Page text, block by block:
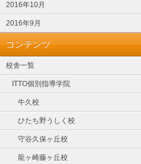
2016年10月
2016年9月
コンテンツ
校舎一覧
ITTO個別指導学院
牛久校
ひたち野うしく校
守谷久保ヶ丘校
龍ヶ崎藤ヶ丘校